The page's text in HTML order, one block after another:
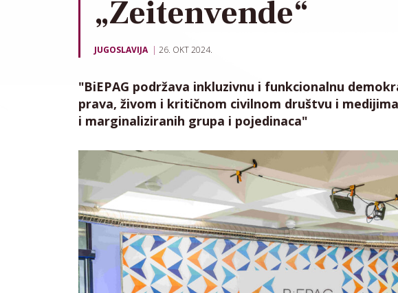
„Zeitenvende“
JUGOSLAVIJA 26. OKT 2024.
"BiEPAG podržava inkluzivnu i funkcionalnu
prava, živom i kritičnom civilnom društvu i
i marginaliziranih grupa i pojedinaca"